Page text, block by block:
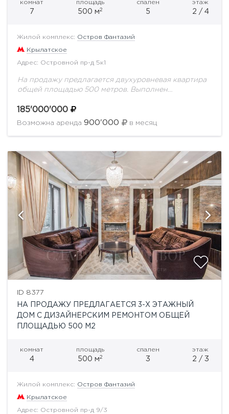
комнат
7
площадь
500 м2
спален
5
этаж
2 / 4
Жилой комплекс: Остров Фантазий
Крылатское
Адрес: Островной пр-д 5к1
На продажу предлагается двухуровневая квартира
общей площадью 500 метров. Выполнен
На первом уроне с потолками в 3.5 метра
расположилась просторная гостиная, зимний...
185'000'000
Возможна аренда 900'000 в месяц
ID 8377
НА ПРОДАЖУ ПРЕДЛАГАЕТСЯ 3-Х ЭТАЖНЫЙ
ДОМ С ДИЗАЙНЕРСКИМ РЕМОНТОМ ОБЩЕЙ
ПЛОЩАДЬЮ 500 М2
комнат
4
площадь
500 м2
спален
3
этаж
2 / 3
Жилой комплекс: Остров Фантазий
Крылатское
Адрес: Островной пр-д 9/3